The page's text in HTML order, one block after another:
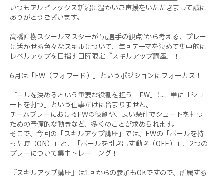
いつもアルビレックス新潟に温かいご声援をいただきまして誠に
ありがとうございます。
高橋直樹スクールマスターが“元選手の観点”から考える、プレー
に活かせる色々なスキルについて、毎回テーマを決めて集中的に
レベルアップを目指す日曜限定『スキルアップ講座』！
6月は「FW（フォワード）」というポジションにフォーカス！
ゴールを決めるという重要な役割を担う「FW」は、単に「シュ
ートを打つ」という仕事だけに留まりません。
チームプレーにおけるFWの役割や、良い条件でシュートを打つ
ための予備的な動きなど、多くのことが求められます。
そこで、今回の「スキルアップ講座」では、FWの「ボールを持
った時（ON）」と、「ボールを引き出す動き（OFF）」、2つの
プレーについて集中トレーニング！
『スキルアップ講座』は1回からの参加もOKですので、所属する